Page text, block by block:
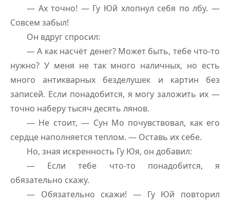
— Ах точно! — Гу Юй хлопнул себя по лбу. —
Совсем забыл!
Он вдруг спросил:
— А как насчёт денег? Может быть, тебе что-то
нужно? У меня не так много наличных, но есть
много антикварных безделушек и картин без
записей. Если понадобится, я могу заложить их —
точно наберу тысяч десять лянов.
— Не стоит, — Сун Мо почувствовал, как его
сердце наполняется теплом. — Оставь их себе.
Но, зная искренность Гу Юя, он добавил:
— Если тебе что-то понадобится, я
обязательно скажу.
— Обязательно скажи! — Гу Юй повторил